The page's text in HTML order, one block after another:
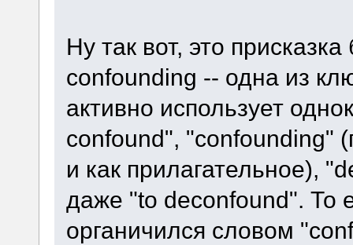
Ну так вот, это
confounding -- одна из
активно использует
confound", "confounding"
и как прилагательное),
даже "to deconfound". То
органичился словом